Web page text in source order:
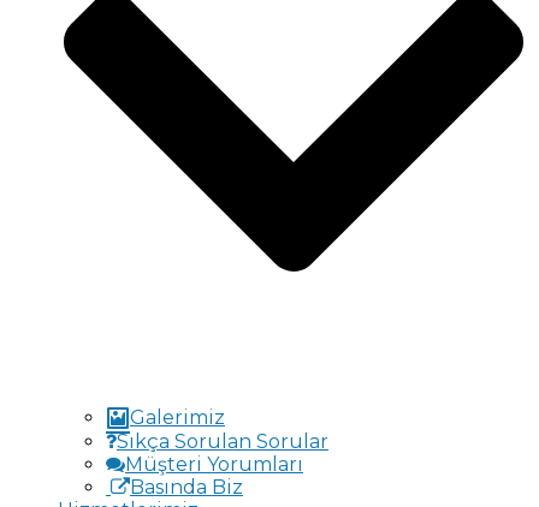
Galerimiz
Sıkça Sorulan Sorular
Müşteri Yorumları
Basında Biz